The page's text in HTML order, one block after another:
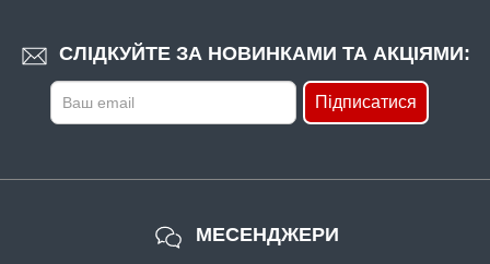
СЛІДКУЙТЕ ЗА НОВИНКАМИ ТА АКЦІЯМИ:
Підписатися
МЕСЕНДЖЕРИ